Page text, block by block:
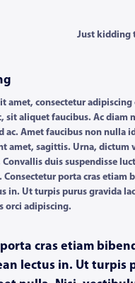
Just kidding
amet, consectetur
sit aliquet faucibus. Ac diam
ac. Amet faucibus non nulla
amet, sagittis. Urna, dictum
duis suspendisse
porta cras etiam
in. Ut turpis purus gravida
orci adipiscing.
cras etiam
lectus in. Ut turpis